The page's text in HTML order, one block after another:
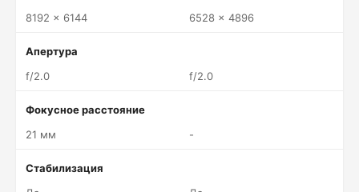
8192 x 6144
6528 x 4896
Апертура
f/2.0
f/2.0
Фокусное расстояние
21 мм
-
Стабилизация